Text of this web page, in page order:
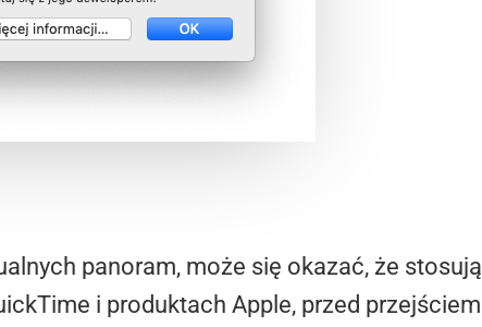
panoram, może się okazać, że stosują
i produktach Apple, przed przejściem